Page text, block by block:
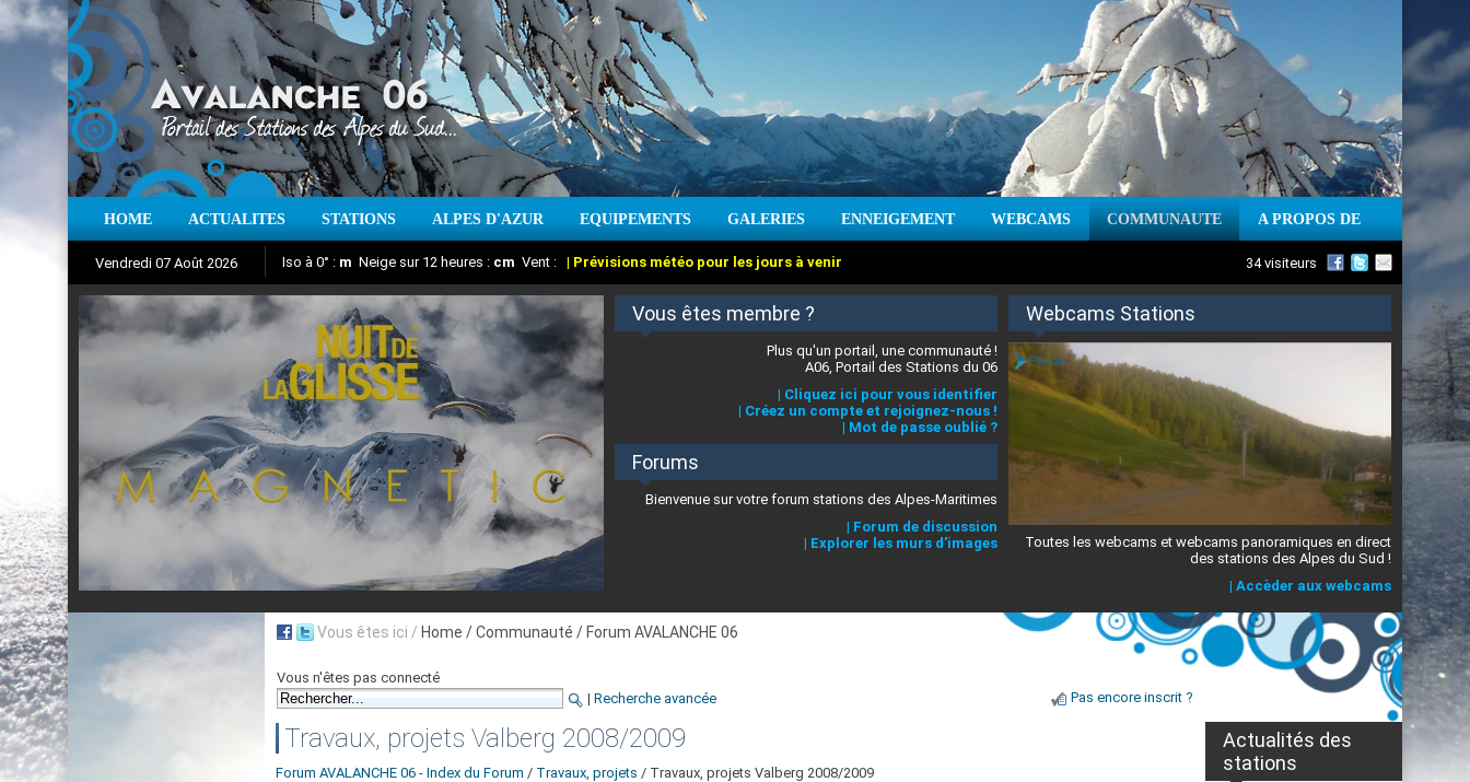
HOME ACTUALITES STATIONS ALPES D'AZUR EQUIPEMENTS GALERIES ENNEIGEMENT WEBCAMS COMMUNAUTE A PROPOS DE
Vendredi 07 Août 2026
Aujourd'hui : T° Min : °C T° Max :°C Prévisions météo pour les jours à venir
Iso à 0° : m Neige sur 12 heures : cm Vent : | Prévisions météo pour les jours à venir
Suivez en direct l'actualité des stations des Alpes-Maritimes
34 visiteurs
Nuit de la Glisse 2018 Vous êtes membre ?
Plus qu'un portail, une communauté !
A06, Portail des Stations du 06
| Cliquez ici pour vous identifier
| Créez un compte et rejoignez-nous !
| Mot de passe oublié ?
Forums
Bienvenue sur votre forum stations des Alpes-Maritimes
| Forum de discussion
| Explorer les murs d'images
Webcams Stations
Toutes les webcams et webcams panoramiques en direct
des stations des Alpes du Sud !
| Accèder aux webcams
Vous êtes ici / Home / Communauté / Forum AVALANCHE 06
Vous n'êtes pas connecté
| Recherche avancée Pas encore inscrit ?
Travaux, projets Valberg 2008/2009
Forum AVALANCHE 06 - Index du Forum / Travaux, projets / Travaux, projets Valberg 2008/2009
Actualités des
stations